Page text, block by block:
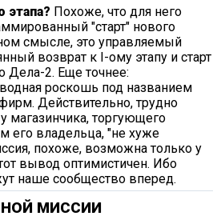
этапа? Похоже, что для него
"старт" нового
смысле, это управляемый
возврат к I-ому этапу и старт
Дела-2. Еще точнее:
роскошь под названием
Действительно, трудно
магазинчика, торгующего
его владельца, "не хуже
похоже, возможна только у
вывод оптимистичен. Ибо
наше сообщество вперед.
МИССИИ